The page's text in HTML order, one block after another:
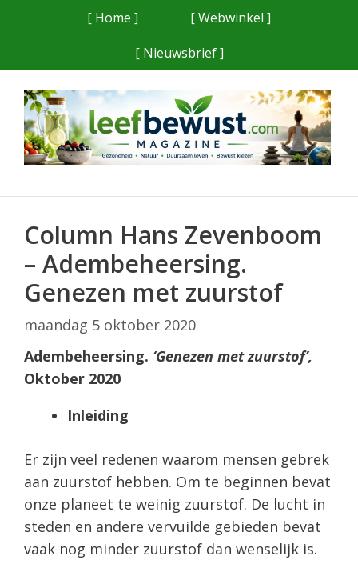
[ Home ]
[ Webwinkel ]
[ Nieuwsbrief ]
Column Hans Zevenboom
– Adembeheersing.
Genezen met zuurstof
maandag 5 oktober 2020
Adembeheersing. ‘Genezen met zuurstof’,
Oktober 2020
Inleiding
Er zijn veel redenen waarom mensen gebrek
aan zuurstof hebben. Om te beginnen bevat
onze planeet te weinig zuurstof. De lucht in
steden en andere vervuilde gebieden bevat
vaak nog minder zuurstof dan wenselijk is.